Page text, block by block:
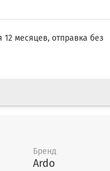
месяцев, отправка без
Бренд
Ardo